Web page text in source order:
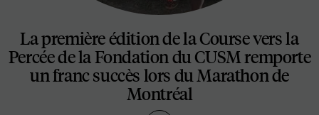
La première édition de la Course vers la
Percée de la Fondation du CUSM remporte
un franc succès lors du Marathon de
Montréal